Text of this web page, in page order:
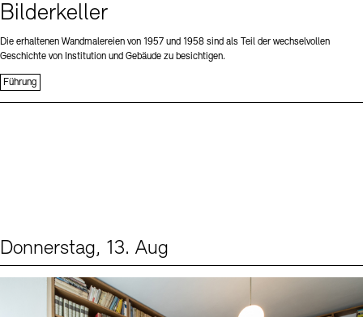
Bilderkeller
Die erhaltenen Wandmalereien von 1957 und 1958 sind als Teil der wechselvollen
Geschichte von Institution und Gebäude zu besichtigen.
Führung
Donnerstag, 13. Aug